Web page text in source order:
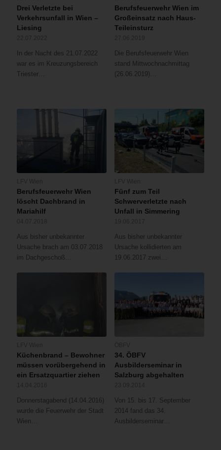
Drei Verletzte bei
Verkehrsunfall in Wien –
Liesing
In der Nacht des 21.07.2022
war es im Kreuzungsbereich
Triester…
Berufsfeuerwehr Wien im
Großeinsatz nach Haus-
Teileinsturz
Die Berufsfeuerwehr Wien
stand Mittwochnachmittag
(26.06.2019)…
Berufsfeuerwehr Wien
löscht Dachbrand in
Mariahilf
Aus bisher unbekannter
Ursache brach am 03.07.2018
im Dachgeschoß…
Fünf zum Teil
Schwerverletzte nach
Unfall in Simmering
Aus bisher unbekannter
Ursache kollidierten am
19.06.2017 zwei…
Küchenbrand – Bewohner
müssen vorübergehend in
ein Ersatzquartier ziehen
Donnerstagabend (14.04.2016)
wurde die Feuerwehr der Stadt
Wien…
34. ÖBFV
Ausbilderseminar in
Salzburg abgehalten
Von 15. bis 17. September
2014 fand das 34.
Ausbilderseminar…